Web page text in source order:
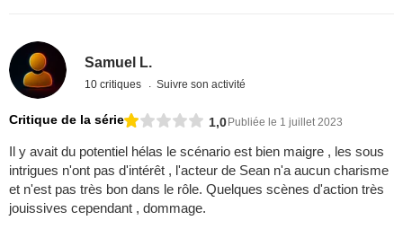
Samuel L.
10 critiques Suivre son activité
Critique de la série 1,0Publiée le 1 juillet 2023
Il y avait du potentiel hélas le scénario est bien maigre , les sous
intrigues n'ont pas d'intérêt , l'acteur de Sean n'a aucun charisme
et n'est pas très bon dans le rôle. Quelques scènes d'action très
jouissives cependant , dommage.